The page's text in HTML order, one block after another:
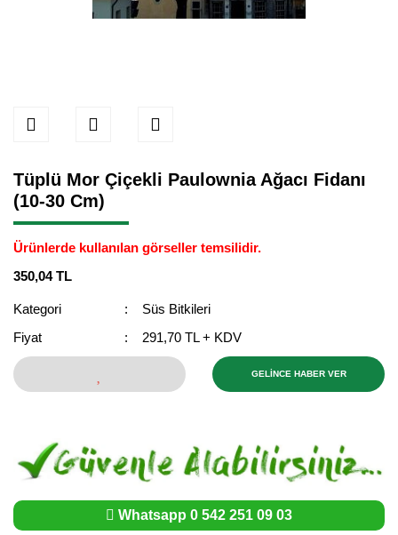
Tüplü Mor Çiçekli Paulownia Ağacı Fidanı
(10-30 Cm)
Ürünlerde kullanılan görseller temsilidir.
350,04 TL
Kategori
Süs Bitkileri
Fiyat
291,70 TL + KDV
GELİNCE HABER VER
Whatsapp 0 542 251 09 03